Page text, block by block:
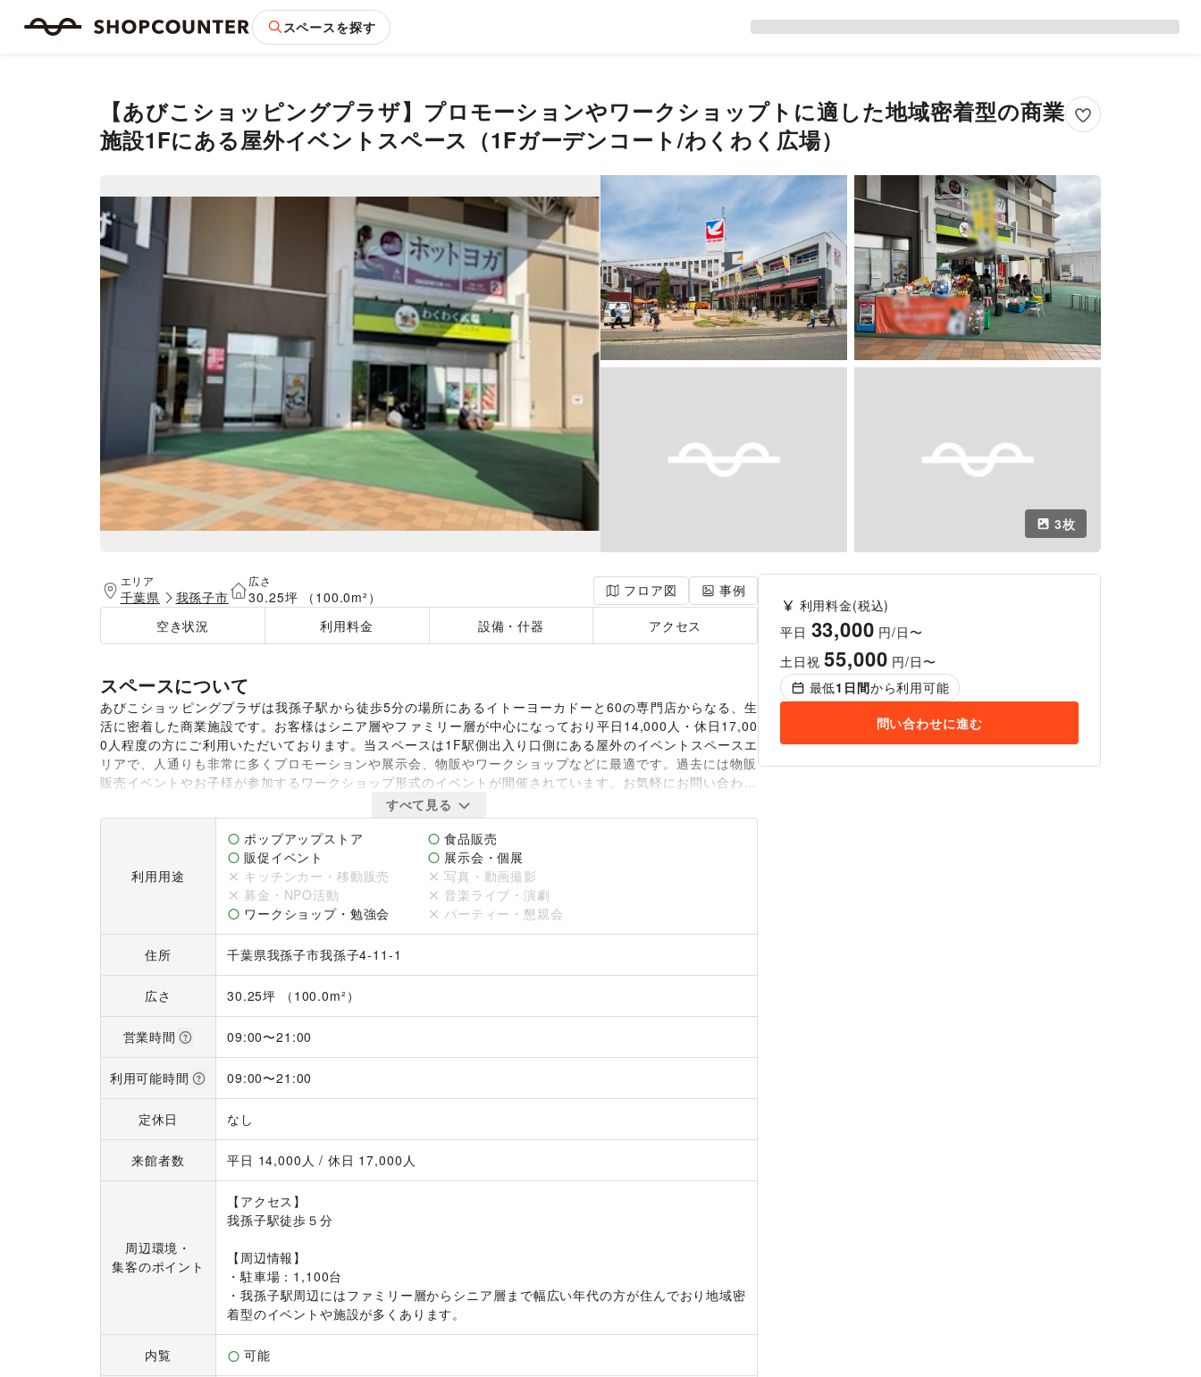
スペースを探す
【あびこショッピングプラザ】プロモーションやワークショップトに適した地域密着型の商業
施設1Fにある屋外イベントスペース（1Fガーデンコート/わくわく広場）
3枚
エリア
千葉県 我孫子市
広さ
30.25坪 （100.0m²） フロア図
事例
空き状況
利用料金 設備・什器 アクセス
スペースについて
あびこショッピングプラザは我孫子駅から徒歩5分の場所にあるイトーヨーカドーと60の専門店からなる、生
活に密着した商業施設です。お客様はシニア層やファミリー層が中心になっており平日14,000人・休日17,00
0人程度の方にご利用いただいております。当スペースは1F駅側出入り口側にある屋外のイベントスペースエ
リアで、人通りも非常に多くプロモーションや展示会、物販やワークショップなどに最適です。過去には物販
販売イベントやお子様が参加するワークショップ形式のイベントが開催されています。お気軽にお問い合わせ
ガス・住宅系PR アンケート取得：50件
【施設からの出店内容告知】
※時期や内容によって変動いたします。館内告知を確約するものではございませんのでご了承ください。
※企画内容に応じて料金が変動する場合がございます。詳細につきましてはお問い合わせください。
・SHOPCOUNTERよりお申込みをお願いいたします。電話での受付は行っておりませんので、施設への直接
のご連絡はお控えください。
すべて見る
利用用途
ポップアップストア
食品販売
販促イベント
展示会・個展
キッチンカー・移動販売
写真・動画撮影
募金・NPO活動
音楽ライブ・演劇
ワークショップ・勉強会
パーティー・懇親会
住所 千葉県我孫子市我孫子4-11-1
広さ 30.25坪 （100.0m²）
営業時間 09:00〜21:00
利用可能時間 09:00〜21:00
定休日 なし
来館者数 平日 14,000 人 / 休日 17,000 人
周辺環境・
集客のポイント
【アクセス】
我孫子駅徒歩５分
【周辺情報】
・駐車場：1,100台
・我孫子駅周辺にはファミリー層からシニア層まで幅広い年代の方が住んでおり地域密
着型のイベントや施設が多くあります。
内覧 可能
利用料金(税込)
平日 33,000 円/日〜
土日祝55,000 円/日〜
最低1 日間から利用可能
問い合わせに進む